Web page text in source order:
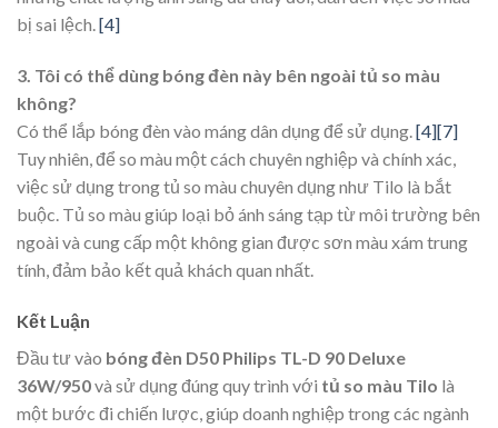
bị sai lệch.[4]
3. Tôi có thể dùng bóng đèn này bên ngoài tủ so màu
không?
Có thể lắp bóng đèn vào máng dân dụng để sử dụng.[4][7]
Tuy nhiên, để so màu một cách chuyên nghiệp và chính xác,
việc sử dụng trong tủ so màu chuyên dụng như Tilo là bắt
buộc. Tủ so màu giúp loại bỏ ánh sáng tạp từ môi trường bên
ngoài và cung cấp một không gian được sơn màu xám trung
tính, đảm bảo kết quả khách quan nhất.
Kết Luận
Đầu tư vào bóng đèn D50 Philips TL-D 90 Deluxe
36W/950và sử dụng đúng quy trình với tủ so màu Tilo là
một bước đi chiến lược, giúp doanh nghiệp trong các ngành